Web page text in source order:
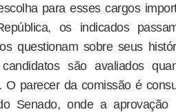
para esses cargos
os indicados
questionam sobre seus
são avaliados
O parecer da comissão é
Senado, onde a aprovação